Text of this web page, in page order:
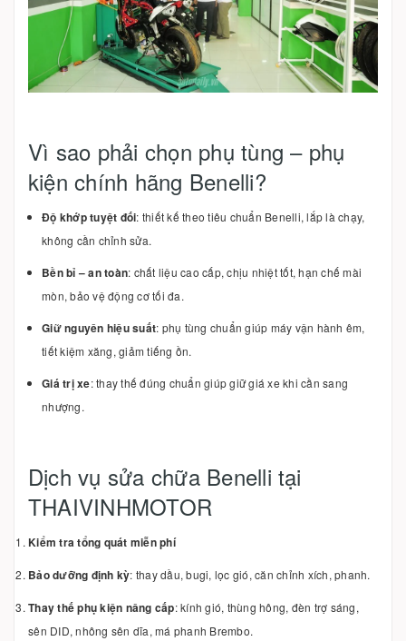
Vì sao phải chọn phụ tùng – phụ
kiện chính hãng Benelli?
Độ khớp tuyệt đối: thiết kế theo tiêu chuẩn Benelli, lắp là chạy,
không cần chỉnh sửa.
Bền bỉ – an toàn: chất liệu cao cấp, chịu nhiệt tốt, hạn chế mài
mòn, bảo vệ động cơ tối đa.
Giữ nguyên hiệu suất: phụ tùng chuẩn giúp máy vận hành êm,
tiết kiệm xăng, giảm tiếng ồn.
Giá trị xe: thay thế đúng chuẩn giúp giữ giá xe khi cần sang
nhượng.
Dịch vụ sửa chữa Benelli tại
THAIVINHMOTOR
Kiểm tra tổng quát miễn phí
Bảo dưỡng định kỳ: thay dầu, bugi, lọc gió, căn chỉnh xích, phanh.
Thay thế phụ kiện nâng cấp: kính gió, thùng hông, đèn trợ sáng,
sên DID, nhông sên dĩa, má phanh Brembo.